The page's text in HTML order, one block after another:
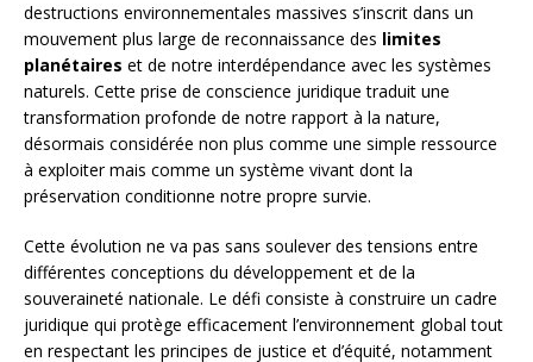
destructions environnementales massives s’inscrit dans un
mouvement plus large de reconnaissance des limites
planétaires et de notre interdépendance avec les systèmes
naturels. Cette prise de conscience juridique traduit une
transformation profonde de notre rapport à la nature,
désormais considérée non plus comme une simple ressource
à exploiter mais comme un système vivant dont la
préservation conditionne notre propre survie.
Cette évolution ne va pas sans soulever des tensions entre
différentes conceptions du développement et de la
souveraineté nationale. Le défi consiste à construire un cadre
juridique qui protège efficacement l’environnement global tout
en respectant les principes de justice et d’équité, notamment